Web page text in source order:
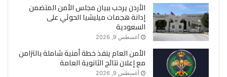
الأردن يرحب ببيان مجلس الأمن المتضمن
إدانة هجمات ميليشيا الحوثي على
السعودية
أغسطس 9, 2026
الأمن العام ينفذ خطة أمنية شاملة بالتزامن
مع إعلان نتائج الثانوية العامة
أغسطس 9, 2026